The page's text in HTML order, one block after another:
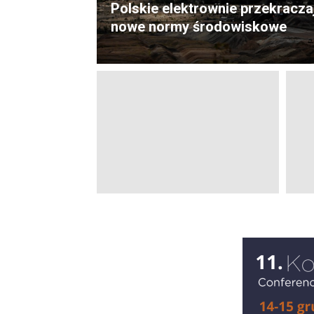
Polskie elektrownie
nowe normy środowiskowe